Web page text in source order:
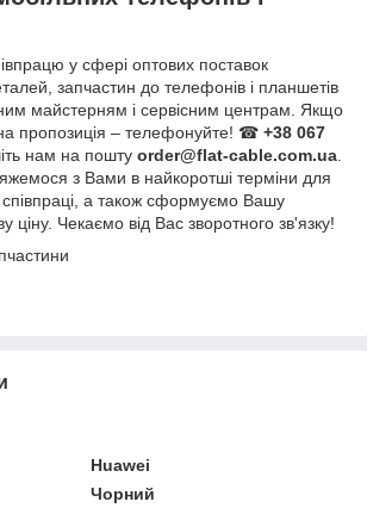
у сфері оптових поставок
запчастин до телефонів і планшетів
майстерням і сервісним центрам. Якщо
пропозиція – телефонуйте! ☎ +38 067
нам на пошту order@flat-cable.com.ua
з Вами в найкоротші терміни для
а також сформуємо Вашу
ціну. Чекаємо від Вас зворотного зв'язку!
Huawei
Чорний